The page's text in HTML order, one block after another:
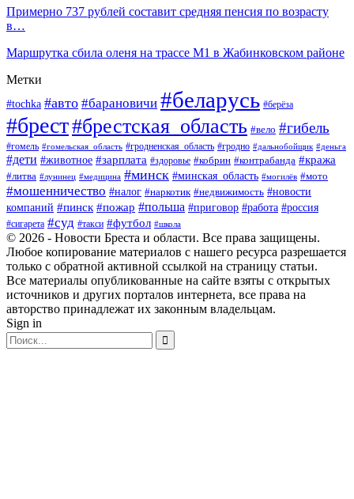
Примерно 737 рублей составит средняя пенсия по возрасту
в…
Маршрутка сбила оленя на трассе М1 в Жабинковском районе
Метки
#tochka #авто #барановичи #беларусь #берёза
#брест#брестская_область #вело #гибель
#гомель #гомельская_область #гродненская_область #гродно #дальнобойщик #деньга
#дети #животное #зарплата #здоровье #кобрин #контрабанда #кража
#литва #лунинец #медицина #минск #минская_область #могилёв #мото
#мошенничество #налог #наркотик #недвижимость #новости
компаний #пинск #пожар #польша #приговор #работа #россия
#сигарета #суд #такси #футбол #школа
© 2026 - Новости Бреста и области. Все права защищены.
Любое копирование материалов с нашего ресурса разрешается
только с обратной активной ссылкой на страницу статьи.
Все материалы опубликованные на сайте взяты с открытых
источников и других порталов интернета, все права на
авторство принадлежат их законным владельцам.
Sign in